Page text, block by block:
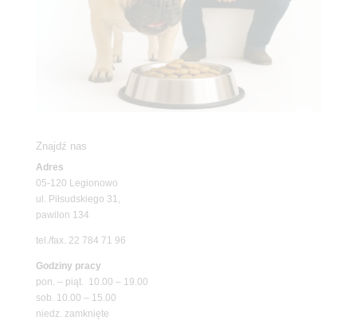
Znajdź nas
Adres
05-120 Legionowo
ul. Piłsudskiego 31,
pawilon 134
tel./fax. 22 784 71 96
Godziny pracy
pon. – piąt. 10.00 – 19.00
sob. 10.00 – 15.00
niedz. zamknięte